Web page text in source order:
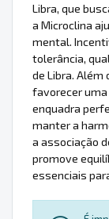
Libra, que
a Microclina
mental.
tolerância,
de Libra. Além
favorecer uma
enquadra
manter a
a associação
promove
essenciais